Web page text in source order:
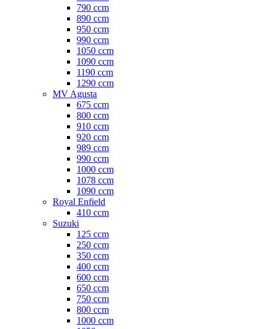
790 ccm
890 ccm
950 ccm
990 ccm
1050 ccm
1090 ccm
1190 ccm
1290 ccm
MV Agusta
675 ccm
800 ccm
910 ccm
920 ccm
989 ccm
990 ccm
1000 ccm
1078 ccm
1090 ccm
Royal Enfield
410 ccm
Suzuki
125 ccm
250 ccm
350 ccm
400 ccm
600 ccm
650 ccm
750 ccm
800 ccm
1000 ccm